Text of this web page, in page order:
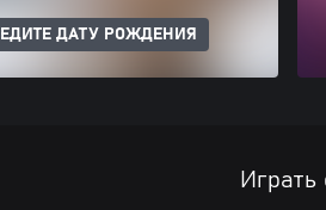
ДАТУ РОЖДЕНИЯ
Играть